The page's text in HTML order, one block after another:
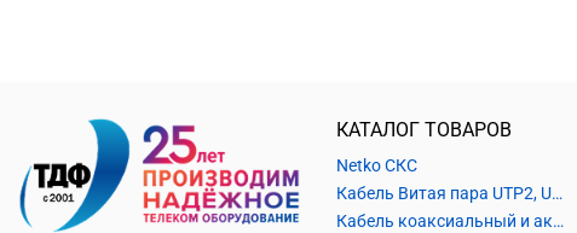
КАТАЛОГ ТОВАРОВ
Netko СКС
Кабель Витая пара UTP2, UTP4, FTP2, FTP4
Кабель коаксиальный и аксессуары